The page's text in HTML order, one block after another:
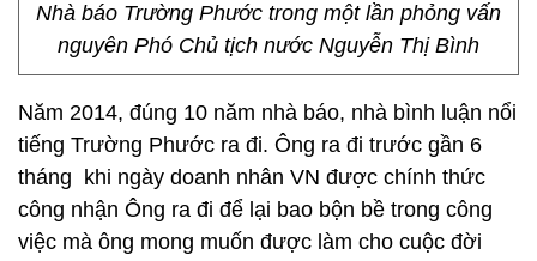
Nhà báo Trường Phước trong một lần phỏng vấn
nguyên Phó Chủ tịch nước Nguyễn Thị Bình
Năm 2014, đúng 10 năm nhà báo, nhà bình luận nổi
tiếng Trường Phước ra đi. Ông ra đi trước gần 6
tháng khi ngày doanh nhân VN được chính thức
công nhận Ông ra đi để lại bao bộn bề trong công
việc mà ông mong muốn được làm cho cuộc đời